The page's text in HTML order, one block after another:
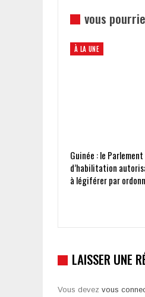
vous
À LA UNE
Guinée : le
d’habilitation
à légiférer par
LAISSER UNE
Vous devez vous